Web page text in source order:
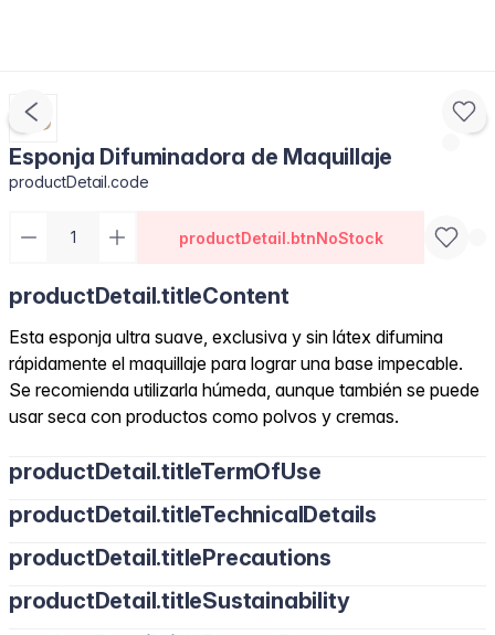
Esponja Difuminadora de Maquillaje
productDetail.code
productDetail.btnNoStock
productDetail.titleContent
Esta esponja ultra suave, exclusiva y sin látex difumina
rápidamente el maquillaje para lograr una base impecable.
Se recomienda utilizarla húmeda, aunque también se puede
usar seca con productos como polvos y cremas.
productDetail.titleTermOfUse
productDetail.titleTechnicalDetails
productDetail.titlePrecautions
productDetail.titleSustainability